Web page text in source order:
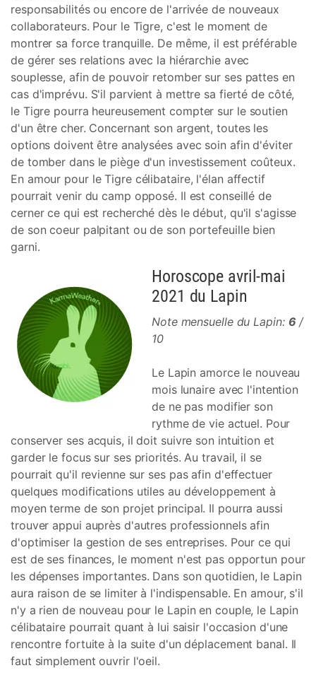
responsabilités ou encore de l'arrivée de nouveaux
collaborateurs. Pour le Tigre, c'est le moment de
montrer sa force tranquille. De même, il est préférable
de gérer ses relations avec la hiérarchie avec
souplesse, afin de pouvoir retomber sur ses pattes en
cas d'imprévu. S'il parvient à mettre sa fierté de côté,
le Tigre pourra heureusement compter sur le soutien
d'un être cher. Concernant son argent, toutes les
options doivent être analysées avec soin afin d'éviter
de tomber dans le piège d'un investissement coûteux.
En amour pour le Tigre célibataire, l'élan affectif
pourrait venir du camp opposé. Il est conseillé de
cerner ce qui est recherché dès le début, qu'il s'agisse
de son coeur palpitant ou de son portefeuille bien
garni.
Horoscope avril-mai
2021 du Lapin
Note mensuelle du Lapin: 6 /
10
Le Lapin amorce le nouveau
mois lunaire avec l'intention
de ne pas modifier son
rythme de vie actuel. Pour
conserver ses acquis, il doit suivre son intuition et
garder le focus sur ses priorités. Au travail, il se
pourrait qu'il revienne sur ses pas afin d'effectuer
quelques modifications utiles au développement à
moyen terme de son projet principal. Il pourra aussi
trouver appui auprès d'autres professionnels afin
d'optimiser la gestion de ses entreprises. Pour ce qui
est de ses finances, le moment n'est pas opportun pour
les dépenses importantes. Dans son quotidien, le Lapin
aura raison de se limiter à l'indispensable. En amour, s'il
n'y a rien de nouveau pour le Lapin en couple, le Lapin
célibataire pourrait quant à lui saisir l'occasion d'une
rencontre fortuite à la suite d'un déplacement banal. Il
faut simplement ouvrir l'oeil.